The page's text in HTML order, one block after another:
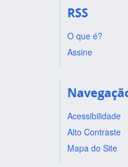
RSS
O que é?
Assine
Acessibilidade
Alto Contraste
Mapa do Site